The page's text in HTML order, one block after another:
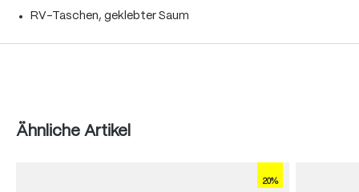
RV-Taschen, geklebter Saum
Produktgalerie überspringen
Ähnliche Artikel
20%